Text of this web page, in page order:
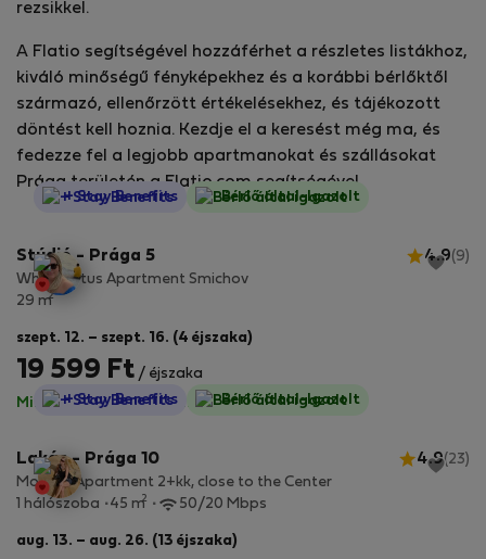
rezsikkel.
A Flatio segítségével hozzáférhet a részletes listákhoz,
kiváló minőségű fényképekhez és a korábbi bérlőktől
származó, ellenőrzött értékelésekhez, és tájékozott
döntést kell hoznia. Kezdje el a keresést még ma, és
fedezze fel a legjobb apartmanokat és szállásokat
Prága területén a Flatio.com segítségével.
StayProtection
+ Stay Benefits Bérlő által-Igazolt
Stúdió - Prága 5 4.9(9)
White Lotus Apartment Smichov
29 m2
szept. 12. – szept. 16. (4 éjszaka)
19 599 Ft / éjszaka
Minden díj benne van·Nincs kaució
StayProtection
+ Stay Benefits Bérlő által-Igazolt
Lakás - Prága 10 4.9(23)
Modern Apartment 2+kk, close to the Center
1 hálószoba
45 m2 50/20 Mbps
aug. 13. – aug. 26. (13 éjszaka)